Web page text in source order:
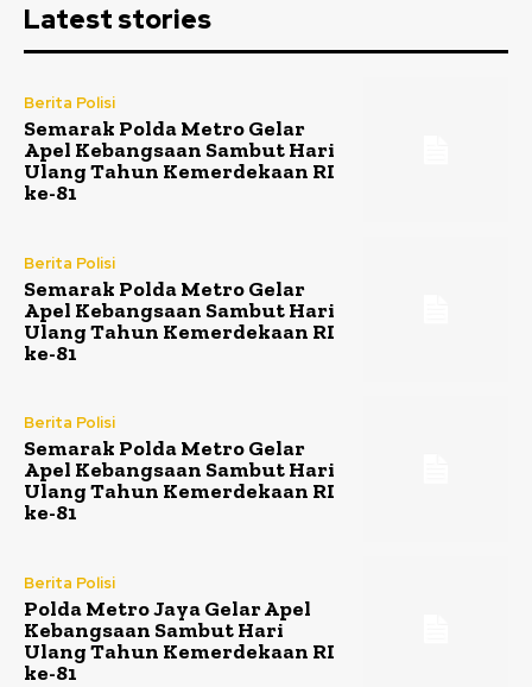
Latest stories
Berita Polisi
Semarak Polda Metro Gelar
Apel Kebangsaan Sambut Hari
Ulang Tahun Kemerdekaan RI
ke-81
Berita Polisi
Semarak Polda Metro Gelar
Apel Kebangsaan Sambut Hari
Ulang Tahun Kemerdekaan RI
ke-81
Berita Polisi
Semarak Polda Metro Gelar
Apel Kebangsaan Sambut Hari
Ulang Tahun Kemerdekaan RI
ke-81
Berita Polisi
Polda Metro Jaya Gelar Apel
Kebangsaan Sambut Hari
Ulang Tahun Kemerdekaan RI
ke-81